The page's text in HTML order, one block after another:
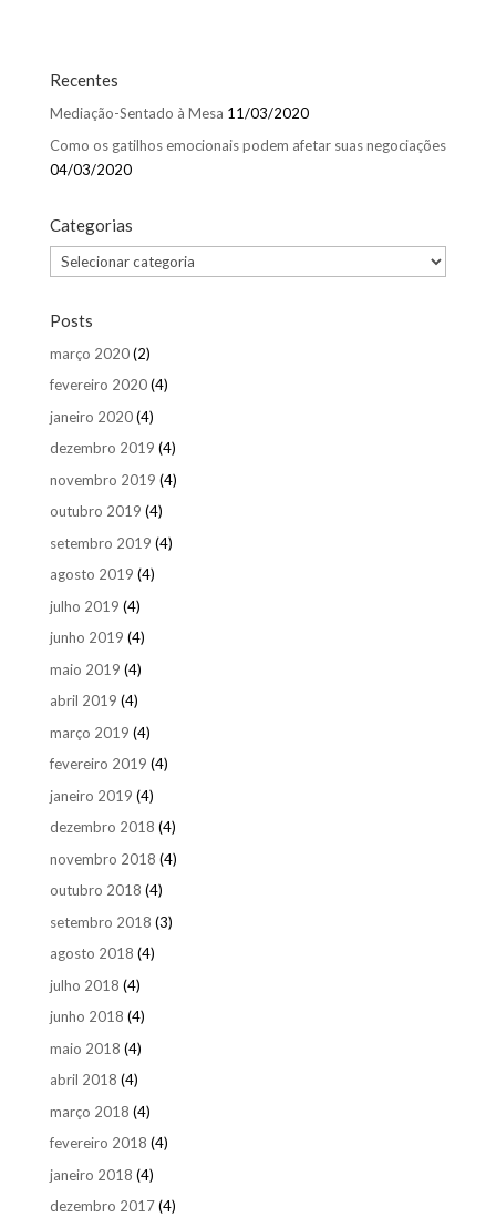
Recentes
Mediação-Sentado à Mesa 11/03/2020
Como os gatilhos emocionais podem afetar suas negociações
04/03/2020
Categorias
Categorias
Posts
março 2020(2)
fevereiro 2020(4)
janeiro 2020(4)
dezembro 2019 (4)
novembro 2019 (4)
outubro 2019 (4)
setembro 2019 (4)
agosto 2019 (4)
julho 2019 (4)
junho 2019 (4)
maio 2019 (4)
abril 2019 (4)
março 2019 (4)
fevereiro 2019 (4)
janeiro 2019 (4)
dezembro 2018 (4)
novembro 2018 (4)
outubro 2018 (4)
setembro 2018 (3)
agosto 2018 (4)
julho 2018 (4)
junho 2018 (4)
maio 2018 (4)
abril 2018 (4)
março 2018 (4)
fevereiro 2018 (4)
janeiro 2018 (4)
dezembro 2017(4)